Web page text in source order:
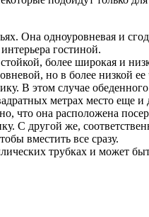
Она одноуровневая и
гостиной.
более широкая и
но в более низкой
этом случае обеденного
метрах место еще и
что она расположена
С другой же,
вместить все сразу.
трубках и может